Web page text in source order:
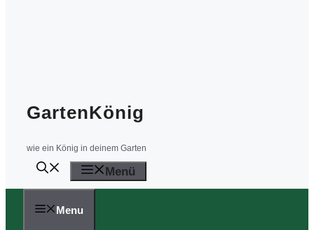
GartenKönig
wie ein König in deinem Garten
Menü
Menu